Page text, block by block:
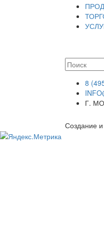
8
Г.
Создание